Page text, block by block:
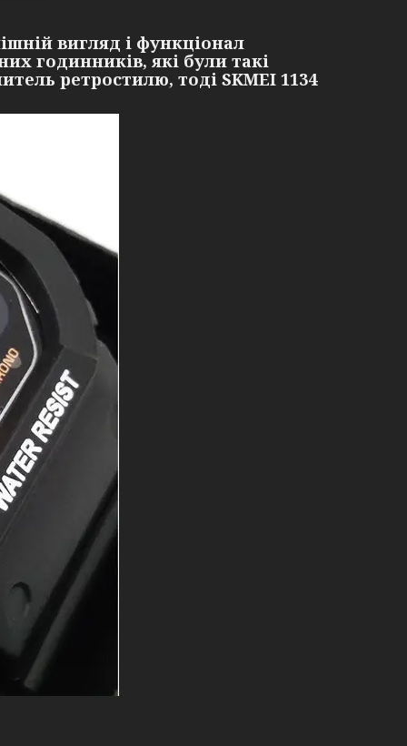
вигляд і функціонал
годинників, які були такі
ретростилю, тоді SKMEI 1134